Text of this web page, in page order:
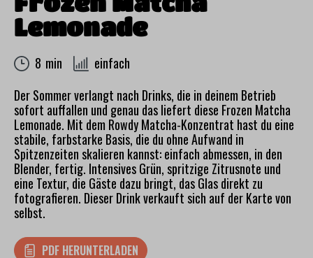
Lemonade
8 min
einfach
Der Sommer verlangt nach Drinks, die in deinem Betrieb
sofort auffallen und genau das liefert diese Frozen Matcha
Lemonade. Mit dem Rowdy Matcha-Konzentrat hast du eine
stabile, farbstarke Basis, die du ohne Aufwand in
Spitzenzeiten skalieren kannst: einfach abmessen, in den
Blender, fertig. Intensives Grün, spritzige Zitrusnote und
eine Textur, die Gäste dazu bringt, das Glas direkt zu
fotografieren. Dieser Drink verkauft sich auf der Karte von
selbst.
PDF HERUNTERLADEN